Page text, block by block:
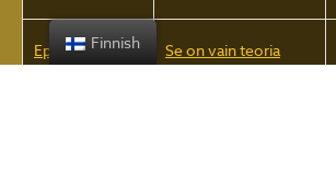
Epäluottamus Se on vain teoria
Finnish